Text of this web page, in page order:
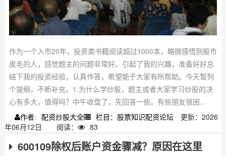
作为一个入市20年，投资类书籍阅读超过1000本，略微感悟到股市
皮毛的人，感觉题主的问题非常好。引起了我的兴趣，准备好好总
结下我的投资经验，认真作答，希望能于大家有所帮助。今天暂列
个提纲，不断补充。1.为什么学炒股，题主或者大家学习炒股的决
心有多大，值得吗？中午收盘了，先回答一些。有些朋友很困...
作者: 配资炒股大全 栏目：股票知识配资论坛
更新：2026
年06月12日
阅读： 83
600109除权后账户资金骤减？原因在这里